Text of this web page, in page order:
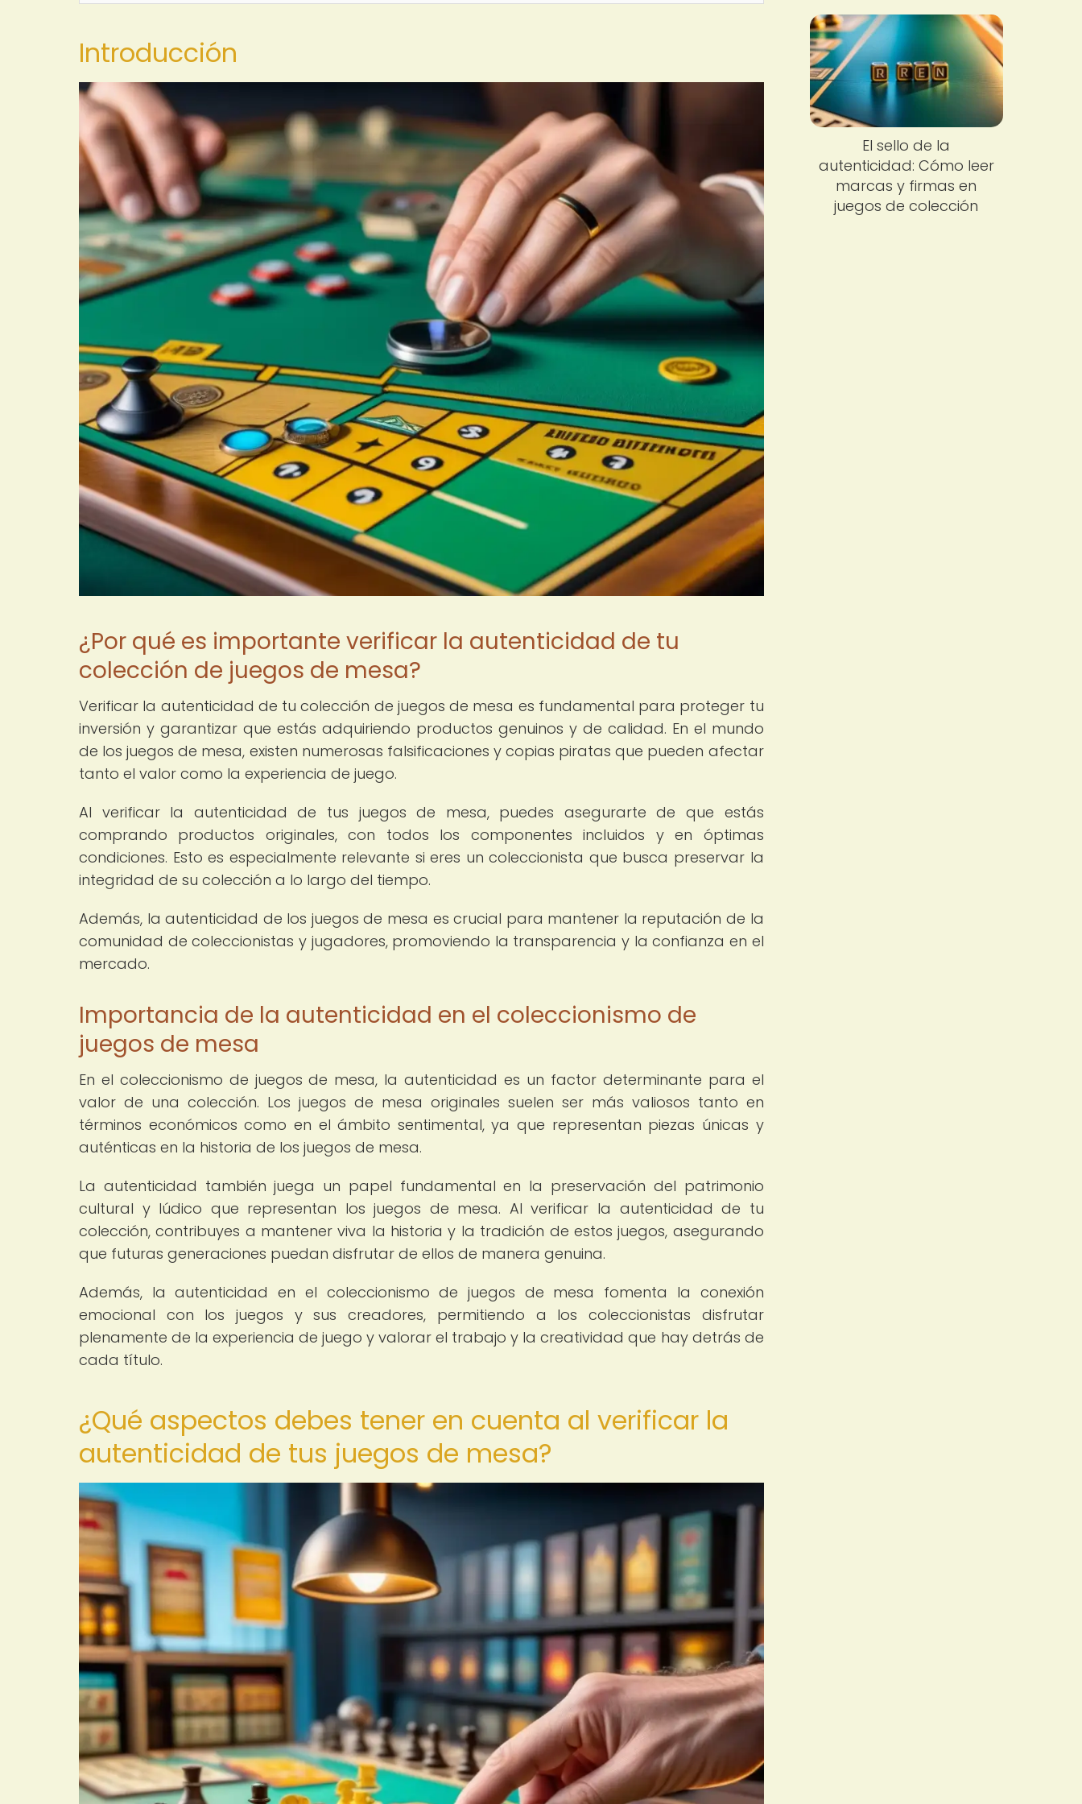
Introducción
¿Por qué es importante verificar la autenticidad de tu
colección de juegos de mesa?
Verificar la autenticidad de tu colección de juegos de mesa es fundamental para proteger tu
inversión y garantizar que estás adquiriendo productos genuinos y de calidad. En el mundo
de los juegos de mesa, existen numerosas falsificaciones y copias piratas que pueden afectar
tanto el valor como la experiencia de juego.
Al verificar la autenticidad de tus juegos de mesa, puedes asegurarte de que estás
comprando productos originales, con todos los componentes incluidos y en óptimas
condiciones. Esto es especialmente relevante si eres un coleccionista que busca preservar la
integridad de su colección a lo largo del tiempo.
Además, la autenticidad de los juegos de mesa es crucial para mantener la reputación de la
comunidad de coleccionistas y jugadores, promoviendo la transparencia y la confianza en el
mercado.
Importancia de la autenticidad en el coleccionismo de
juegos de mesa
En el coleccionismo de juegos de mesa, la autenticidad es un factor determinante para el
valor de una colección. Los juegos de mesa originales suelen ser más valiosos tanto en
términos económicos como en el ámbito sentimental, ya que representan piezas únicas y
auténticas en la historia de los juegos de mesa.
La autenticidad también juega un papel fundamental en la preservación del patrimonio
cultural y lúdico que representan los juegos de mesa. Al verificar la autenticidad de tu
colección, contribuyes a mantener viva la historia y la tradición de estos juegos, asegurando
que futuras generaciones puedan disfrutar de ellos de manera genuina.
Además, la autenticidad en el coleccionismo de juegos de mesa fomenta la conexión
emocional con los juegos y sus creadores, permitiendo a los coleccionistas disfrutar
plenamente de la experiencia de juego y valorar el trabajo y la creatividad que hay detrás de
cada título.
¿Qué aspectos debes tener en cuenta al verificar la
autenticidad de tus juegos de mesa?
El sello de la
autenticidad: Cómo leer
marcas y firmas en
juegos de colección